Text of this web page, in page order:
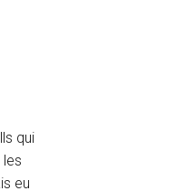
qui
eu